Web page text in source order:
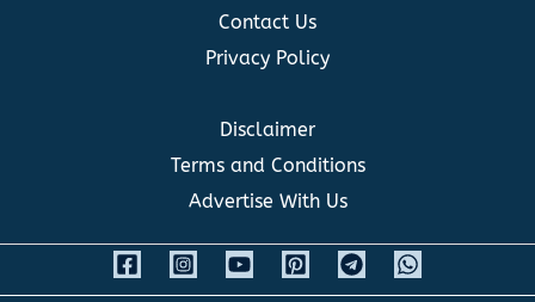
Contact Us
Privacy Policy
Disclaimer
Terms and Conditions
Advertise With Us